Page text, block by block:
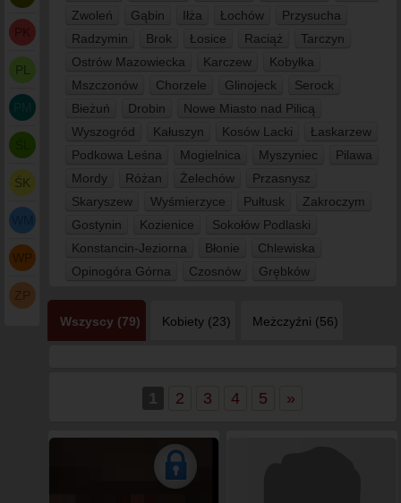
PL
ŚK
WP
Zwoleń
Gąbin Iłża Łochów
Przysucha
Radzymin
Brok Łosice Raciąż
Tarczyn
Ostrów Mazowiecka
Karczew
Kobyłka
Mszczonów
Chorzele Glinojeck
Serock
Bieżuń
Drobin
Nowe Miasto nad Pilicą
Wyszogród
Kałuszyn Kosów Lacki
Łaskarzew
Podkowa Leśna
Mogielnica Myszyniec
Pilawa
Mordy
Różan Żelechów
Przasnysz
Skaryszew
Wyśmierzyce Pułtusk
Zakroczym
Gostynin
Kozienice
Sokołów Podlaski
Konstancin-Jeziorna
Błonie
Chlewiska
Opinogóra Górna
Czosnów Grębków
Wszyscy (79) Kobiety (23) Meżczyźni (56)
1 2 3 4 5 »